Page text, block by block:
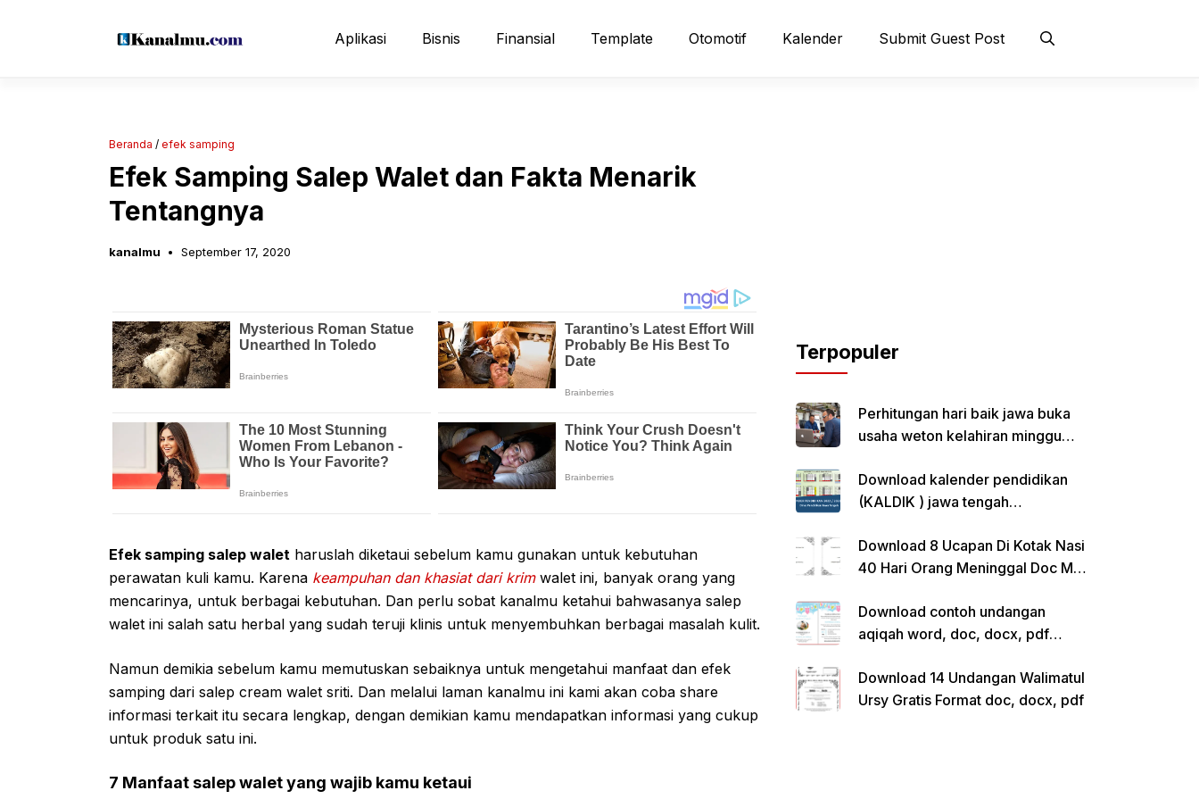
Aplikasi Bisnis Finansial Template Otomotif Kalender Submit Guest Post
Beranda / efek samping
Efek Samping Salep Walet dan Fakta Menarik
Tentangnya
kanalmu September 17, 2020
Efek samping salep walet haruslah diketaui sebelum kamu gunakan untuk kebutuhan
perawatan kuli kamu. Karena keampuhan dan khasiat dari krimwalet ini, banyak orang yang
mencarinya, untuk berbagai kebutuhan. Dan perlu sobat kanalmu ketahui bahwasanya salep
walet ini salah satu herbal yang sudah teruji klinis untuk menyembuhkan berbagai masalah kulit.
Namun demikia sebelum kamu memutuskan sebaiknya untuk mengetahui manfaat dan efek
samping dari salep cream walet sriti. Dan melalui laman kanalmu ini kami akan coba share
informasi terkait itu secara lengkap, dengan demikian kamu mendapatkan informasi yang cukup
untuk produk satu ini.
7 Manfaat salep walet yang wajib kamu ketaui
Terpopuler
Perhitungan hari baik jawa buka
usaha weton kelahiran minggu
Download kalender pendidikan
(KALDIK ) jawa tengah
Download 8 Ucapan Di Kotak Nasi
40 Hari Orang Meninggal Doc Ms.
Download contoh undangan
aqiqah word, doc, docx, pdf
Download 14 Undangan Walimatul
Ursy Gratis Format doc, docx, pdf